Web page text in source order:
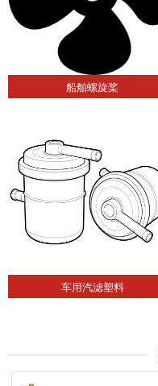
船舶螺旋桨
车用汽滤塑料